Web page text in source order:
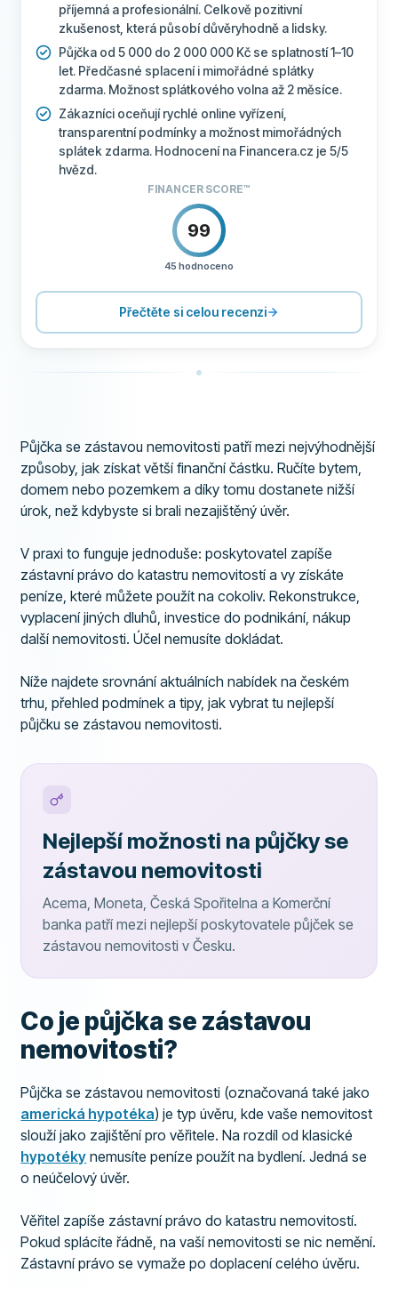
příjemná a profesionální. Celkově pozitivní
zkušenost, která působí důvěryhodně a lidsky.
Půjčka od 5 000 do 2 000 000 Kč se splatností 1–10
let. Předčasné splacení i mimořádné splátky
zdarma. Možnost splátkového volna až 2 měsíce.
Zákazníci oceňují rychlé online vyřízení,
transparentní podmínky a možnost mimořádných
splátek zdarma. Hodnocení na Financera.cz je 5/5
hvězd.
FINANCER SCORE™
99
45 hodnoceno
PODMÍNKY 100
Přečtěte si celou recenzi
Půjčka se zástavou nemovitosti patří mezi nejvýhodnější
způsoby, jak získat větší finanční částku. Ručíte bytem,
domem nebo pozemkem a díky tomu dostanete nižší
úrok, než kdybyste si brali nezajištěný úvěr.
V praxi to funguje jednoduše: poskytovatel zapíše
zástavní právo do katastru nemovitostí a vy získáte
peníze, které můžete použít na cokoliv. Rekonstrukce,
vyplacení jiných dluhů, investice do podnikání, nákup
další nemovitosti. Účel nemusíte dokládat.
Níže najdete srovnání aktuálních nabídek na českém
trhu, přehled podmínek a tipy, jak vybrat tu nejlepší
půjčku se zástavou nemovitosti.
Nejlepší možnosti na půjčky se
zástavou nemovitosti
Acema, Moneta, Česká Spořitelna a Komerční
banka patří mezi nejlepší poskytovatele půjček se
zástavou nemovitosti v Česku.
Co je půjčka se zástavou
nemovitosti?
Půjčka se zástavou nemovitosti (označovaná také jako
americká hypotéka) je typ úvěru, kde vaše nemovitost
slouží jako zajištění pro věřitele. Na rozdíl od klasické
hypotéky nemusíte peníze použít na bydlení. Jedná se
o neúčelový úvěr.
Věřitel zapíše zástavní právo do katastru nemovitostí.
Pokud splácíte řádně, na vaší nemovitosti se nic nemění.
Zástavní právo se vymaže po doplacení celého úvěru.